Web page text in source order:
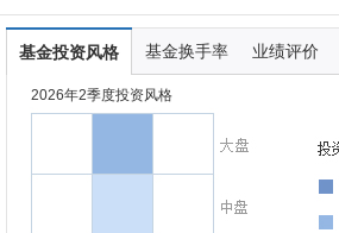
基金投资风格 基金换手率 业绩评价
2026年2季度投资风格